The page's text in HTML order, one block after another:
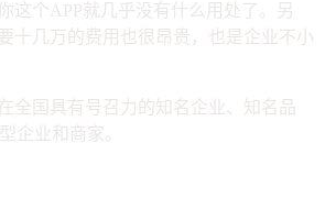
这个APP就几乎没有什么用处了。另
十几万的费用也很昂贵，也是企业不小
全国具有号召力的知名企业、知名品
企业和商家。